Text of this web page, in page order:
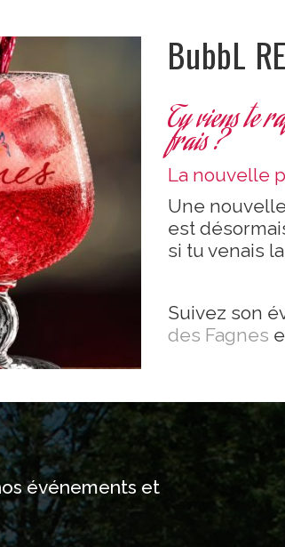
BubbL
Tu viens te
frais ?
La nouvelle
Une
est
si tu venais
Suivez son
des Fagnes
événements et